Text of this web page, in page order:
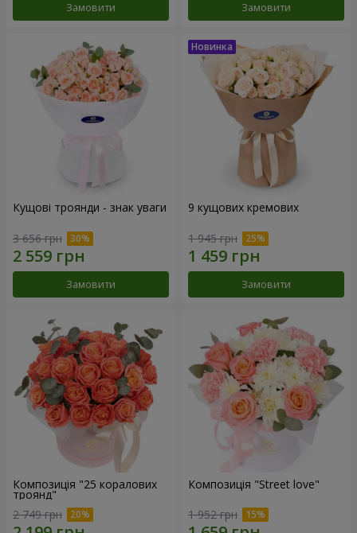
Замовити Замовити
Кущові троянди - знак уваги
3 656 грн
Замовити
9 кущових кремових
1 945 грн
Замовити
Композиція "25 коралових
троянд"
2 749 грн
Композиція "Street love"
1 952 грн